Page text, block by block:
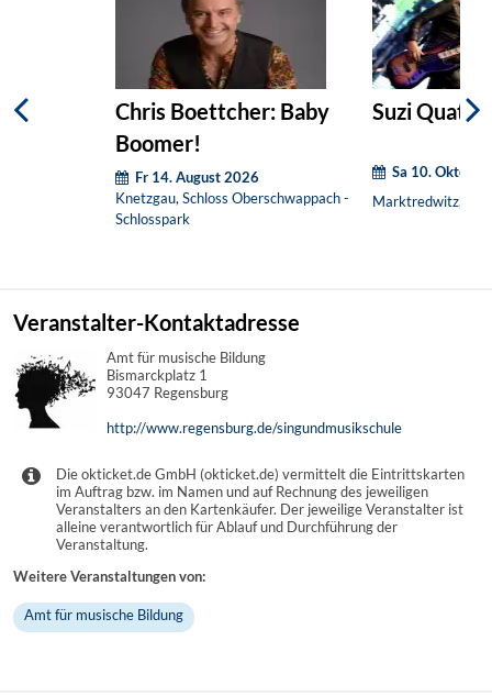
Chris Boettcher: Baby
Boomer!
Fr 14. August 2026
Knetzgau, Schloss Oberschwappach -
Schlosspark
Suzi Quatro
Sa 10.
Marktredwitz,
Veranstalter-Kontaktadresse
Amt für musische Bildung
Bismarckplatz 1
93047 Regensburg
http://www.regensburg.de/singundmusikschule
Die okticket.de GmbH (okticket.de) vermittelt die Eintrittskarten
im Auftrag bzw. im Namen und auf Rechnung des jeweiligen
Veranstalters an den Kartenkäufer. Der jeweilige Veranstalter ist
alleine verantwortlich für Ablauf und Durchführung der
Veranstaltung.
Weitere Veranstaltungen von:
Amt für musische Bildung